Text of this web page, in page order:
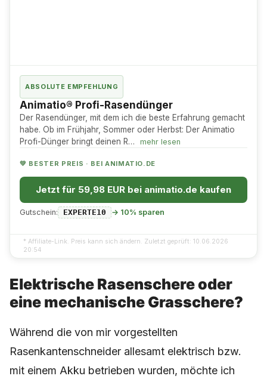
ABSOLUTE EMPFEHLUNG
Animatio® Profi-Rasendünger
Der Rasendünger, mit dem ich die beste Erfahrung gemacht
habe. Ob im Frühjahr, Sommer oder Herbst: Der Animatio
Profi-Dünger bringt deinen R…
mehr lesen
💚 BESTER PREIS · BEI ANIMATIO.DE
Jetzt für 59,98 EUR bei animatio.de kaufen
Gutschein: EXPERTE10 → 10% sparen
* Affiliate-Link. Preis kann sich ändern. Zuletzt geprüft: 10.06.2026
20:54
Elektrische Rasenschere oder
eine mechanische Grasschere?
Während die von mir vorgestellten
Rasenkantenschneider allesamt elektrisch bzw.
mit einem Akku betrieben wurden, möchte ich